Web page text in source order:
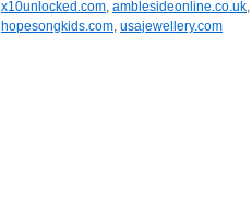
x10unlocked.com, amblesideonline.co.uk,
hopesongkids.com, usajewellery.com